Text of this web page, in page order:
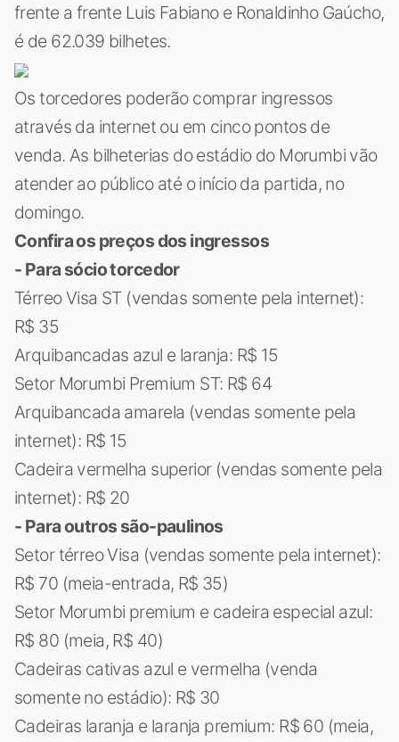
frente a frente Luis Fabiano e Ronaldinho Gaúcho,
é de 62.039 bilhetes.
Os torcedores poderão comprar ingressos
através da internet ou em cinco pontos de
venda. As bilheterias do estádio do Morumbi vão
atender ao público até o início da partida, no
domingo.
Confira os preços dos ingressos
- Para sócio torcedor
Térreo Visa ST (vendas somente pela internet):
R$ 35
Arquibancadas azul e laranja: R$ 15
Setor Morumbi Premium ST: R$ 64
Arquibancada amarela (vendas somente pela
internet): R$ 15
Cadeira vermelha superior (vendas somente pela
internet): R$ 20
- Para outros são-paulinos
Setor térreo Visa (vendas somente pela internet):
R$ 70 (meia-entrada, R$ 35)
Setor Morumbi premium e cadeira especial azul:
R$ 80 (meia, R$ 40)
Cadeiras cativas azul e vermelha (venda
somente no estádio): R$ 30
Cadeiras laranja e laranja premium: R$ 60 (meia,